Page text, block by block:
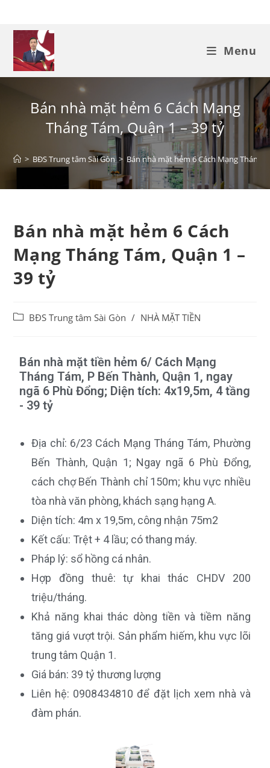
Menu
Bán nhà mặt hẻm 6 Cách Mạng
Tháng Tám, Quận 1 – 39 tỷ
> BĐS Trung tâm Sài Gòn > Bán nhà mặt hẻm 6 Cách Mạng Tháng
Bán nhà mặt hẻm 6 Cách
Mạng Tháng Tám, Quận 1 –
39 tỷ
BĐS Trung tâm Sài Gòn / NHÀ MẶT TIỀN
Bán nhà mặt tiền hẻm 6/ Cách Mạng
Tháng Tám, P Bến Thành, Quận 1, ngay
ngã 6 Phù Đổng; Diện tích: 4x19,5m, 4 tầng
- 39 tỷ
Địa chỉ: 6/23 Cách Mạng Tháng Tám, Phường
Bến Thành, Quận 1; Ngay ngã 6 Phù Đổng,
cách chợ Bến Thành chỉ 150m; khu vực nhiều
tòa nhà văn phòng, khách sạng hạng A.
Diện tích: 4m x 19,5m, công nhận 75m2
Kết cấu: Trệt + 4 lầu; có thang máy.
Pháp lý: sổ hồng cá nhân.
Hợp đồng thuê: tự khai thác CHDV 200
triệu/tháng.
Khả năng khai thác dòng tiền và tiềm năng
tăng giá vượt trội. Sản phẩm hiếm, khu vực lõi
trung tâm Quận 1.
Giá bán: 39 tỷ thương lượng
Liên hệ: 0908434810 để đặt lịch xem nhà và
đàm phán.